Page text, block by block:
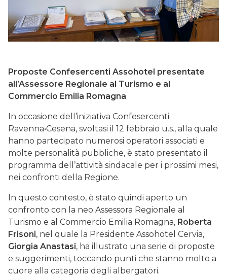
Proposte Confesercenti Assohotel presentate
all’Assessore Regionale al Turismo e al
Commercio Emilia Romagna
In occasione dell’iniziativa Confesercenti
Ravenna•Cesena, svoltasi il 12 febbraio u.s., alla quale
hanno partecipato numerosi operatori associati e
molte personalità pubbliche, è stato presentato il
programma dell’attività sindacale per i prossimi mesi,
nei confronti della Regione.
In questo contesto, è stato quindi aperto un
confronto con la neo Assessora Regionale al
Turismo e al Commercio Emilia Romagna, Roberta
Frisoni, nel quale la Presidente Assohotel Cervia,
Giorgia Anastasi, ha illustrato una serie di proposte
e suggerimenti, toccando punti che stanno molto a
cuore alla categoria degli albergatori.